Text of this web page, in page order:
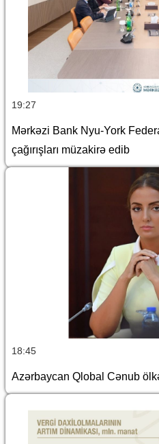
19:27
Mərkəzi Bank Nyu-York
çağırışları müzakirə edib
18:45
Azərbaycan Qlobal Cənub